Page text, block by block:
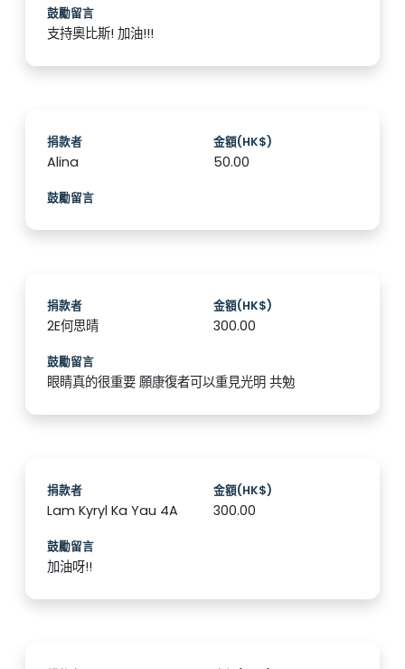
鼓勵留言
支持奧比斯! 加油!!!
捐款者
Alina
金額(HK$)
50.00
鼓勵留言
捐款者
2E何思晴
金額(HK$)
300.00
鼓勵留言
眼睛真的很重要 願康復者可以重見光明 共勉
捐款者
Lam Kyryl Ka Yau 4A
金額(HK$)
300.00
鼓勵留言
加油呀!!